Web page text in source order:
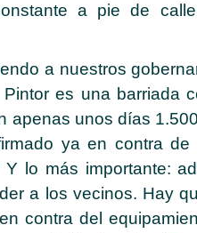
a pie de
a nuestros
es una barriada
apenas unos días
ya en contra
Y lo más importante:
a los vecinos. Hay
contra del